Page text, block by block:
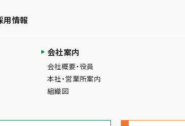
用情報
会社案内
会社概要・役員
本社・営業所案内
組織図